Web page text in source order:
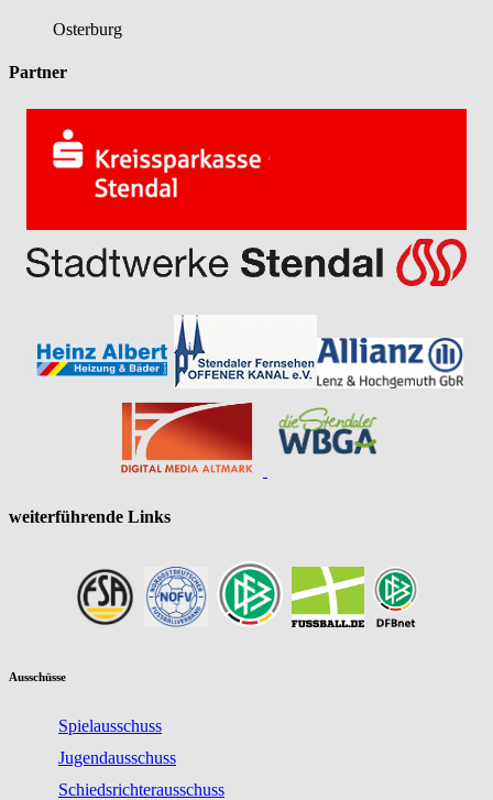
Osterburg
Partner
weiterführende Links
Ausschüsse
Spielausschuss
Jugendausschuss
Schiedsrichterausschuss